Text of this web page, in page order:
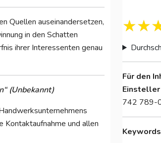
Quellen auseinandersetzen,
in den Schatten
ihrer Interessenten genau
(Unbekannt)
und allen
Für den
Einsteller
742 789-
Keywords